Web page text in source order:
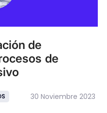
de
de
30 Noviembre 2023